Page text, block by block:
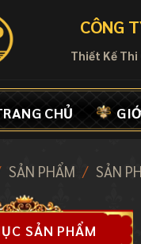
CÔNG
Thiết Kế Thi
CHỦ
SẢN PHẨM / SẢN
SẢN PHẨM